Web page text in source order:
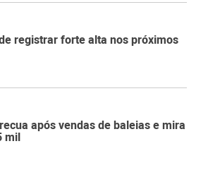
registrar forte alta nos próximos
após vendas de baleias e mira
mil